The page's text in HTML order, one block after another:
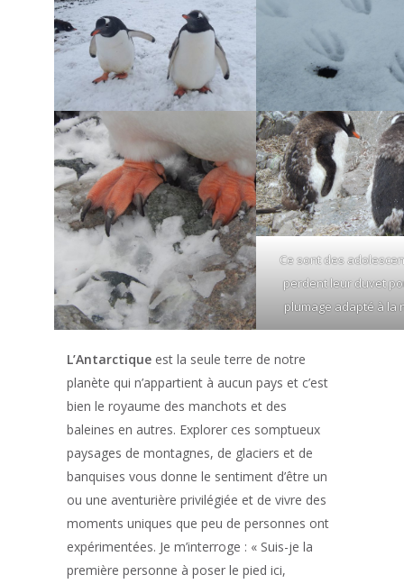
Ce sont des
perdent leur duvet
plumage adapté à la
L’Antarctique est la seule terre de notre
planète qui n’appartient à aucun pays et c’est
bien le royaume des manchots et des
baleines en autres. Explorer ces somptueux
paysages de montagnes, de glaciers et de
banquises vous donne le sentiment d’être un
ou une aventurière privilégiée et de vivre des
moments uniques que peu de personnes ont
expérimentées. Je m’interroge : « Suis-je la
première personne à poser le pied ici,